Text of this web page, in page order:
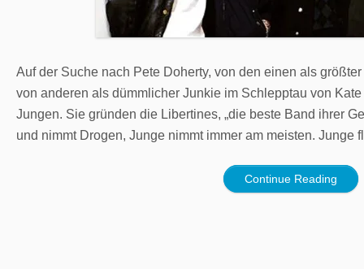
Auf der Suche nach Pete Doherty, von den einen als
von anderen als dümmlicher Junkie im Schlepptau von
Jungen. Sie gründen die Libertines, „die beste Band ihrer
und nimmt Drogen, Junge nimmt immer am meisten. Junge
Continue Reading